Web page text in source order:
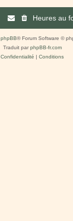
Heures au
phpBB® Forum Software ©
Traduit parphpBB-fr.com
Confidentialité | Conditions